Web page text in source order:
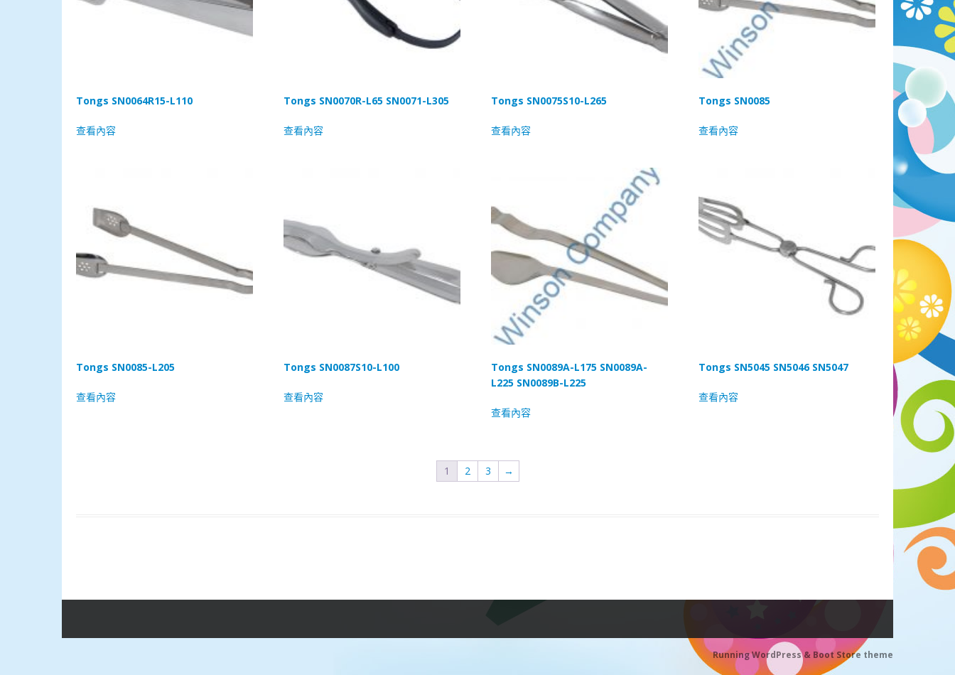
Tongs SN0064R15-L110
查看內容
Tongs SN0070R-L65 SN0071-L305
查看內容
Tongs SN0075S10-L265
查看內容
Tongs SN0085
查看內容
Tongs SN0085-L205
查看內容
Tongs SN0087S10-L100
查看內容
Tongs SN0089A-L175 SN0089A-
L225 SN0089B-L225
查看內容
Tongs SN5045 SN5046 SN5047
查看內容
1 2 3 →
Running WordPress & Boot Store theme